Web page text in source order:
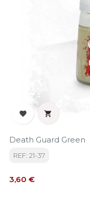
 
Death Guard Green
REF: 21-37
Precio
3,60 €